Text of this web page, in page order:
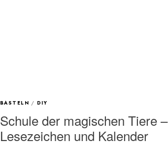
BASTELN / DIY
Schule der magischen Tiere –
Lesezeichen und Kalender